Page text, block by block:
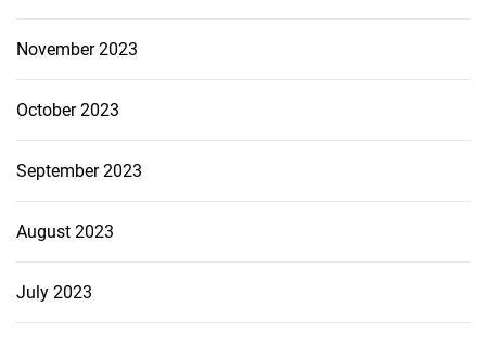
November 2023
October 2023
September 2023
August 2023
July 2023